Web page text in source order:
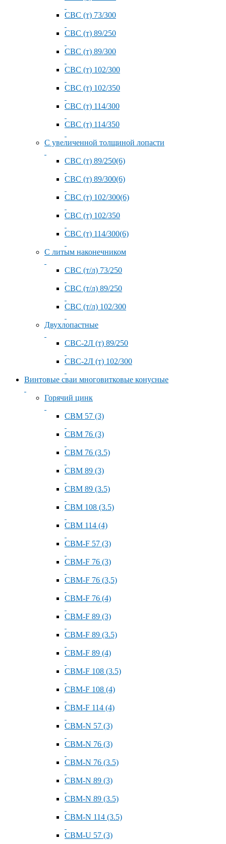
СВС (т) 73/300
СВС (т) 89/250
СВС (т) 89/300
СВС (т) 102/300
СВС (т) 102/350
СВС (т) 114/300
СВС (т) 114/350
С увеличенной толщиной лопасти
СВС (т) 89/250(6)
СВС (т) 89/300(6)
СВС (т) 102/300(6)
СВС (т) 102/350
СВС (т) 114/300(6)
С литым наконечником
СВС (т/л) 73/250
СВС (т/л) 89/250
СВС (т/л) 102/300
Двухлопастные
СВС-2Л (т) 89/250
СВС-2Л (т) 102/300
Винтовые сваи многовитковые конусные
Горячий цинк
СВМ 57 (3)
СВМ 76 (3)
СВМ 76 (3.5)
СВМ 89 (3)
СВМ 89 (3.5)
СВМ 108 (3.5)
СВМ 114 (4)
СВМ-F 57 (3)
СВМ-F 76 (3)
СВМ-F 76 (3,5)
СВМ-F 76 (4)
СВМ-F 89 (3)
СВМ-F 89 (3.5)
СВМ-F 89 (4)
СВМ-F 108 (3.5)
СВМ-F 108 (4)
СВМ-F 114 (4)
СВМ-N 57 (3)
СВМ-N 76 (3)
СВМ-N 76 (3.5)
СВМ-N 89 (3)
СВМ-N 89 (3.5)
СВМ-N 114 (3.5)
СВМ-U 57 (3)